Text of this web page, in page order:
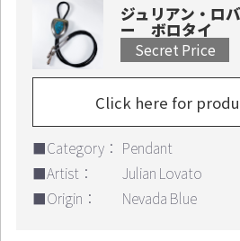
ジュリアン・ロ
ー ボロタイ
Secret Price
Click here for
■Category： Pendant
■Artist：
Julian Lovato
■Origin：
Nevada Blue